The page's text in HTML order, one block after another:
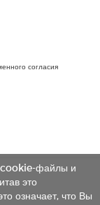
cookie-файлы и
это
означает, что Вы
согласия